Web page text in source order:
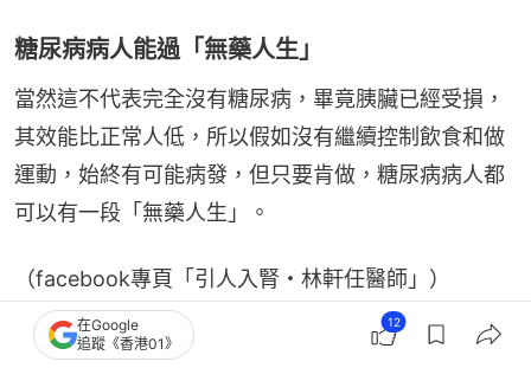
糖尿病病人能過「無藥人生」
當然這不代表完全沒有糖尿病，畢竟胰臟已經受損，
其效能比正常人低，所以假如沒有繼續控制飲食和做
運動，始終有可能病發，但只要肯做，糖尿病病人都
可以有一段「無藥人生」。
（facebook專頁「引人入腎・林軒任醫師」）
其他報道：開燈睡覺增糖尿病風險？醫生揭2大生理
在Google
追蹤《香港01》
12